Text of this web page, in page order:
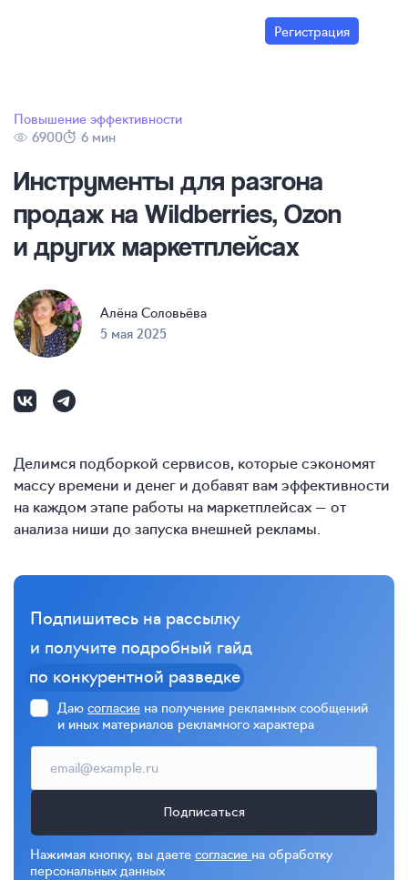
Регистрация
Повышение эффективности
6900
6 мин
Инструменты для разгона
продаж на Wildberries, Ozon
и других маркетплейсах
Алёна Соловьёва
5 мая 2025
Делимся подборкой сервисов, которые сэкономят
массу времени и денег и добавят вам эффективности
на каждом этапе работы на маркетплейсах — от
анализа ниши до запуска внешней рекламы.
Подпишитесь на рассылку
и получите подробный гайд
по конкурентной разведке
Даю согласие на получение рекламных сообщений
и иных материалов рекламного характера
Подписаться
Нажимая кнопку, вы даете согласие на обработку
персональных данных